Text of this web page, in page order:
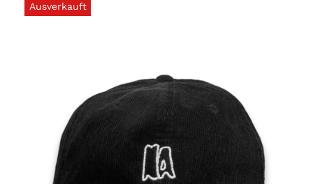
Ausverkauft